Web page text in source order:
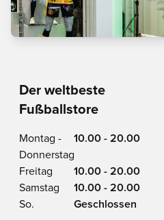
Der weltbeste
Fußballstore
Montag -
Donnerstag
10.00 - 20.00
Freitag
10.00 - 20.00
Samstag
10.00 - 20.00
So.
Geschlossen